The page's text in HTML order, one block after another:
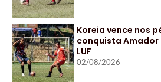
Koreia vence nos
conquista Amador
LUF
02/08/2026